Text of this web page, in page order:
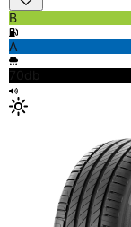
B
A
70db